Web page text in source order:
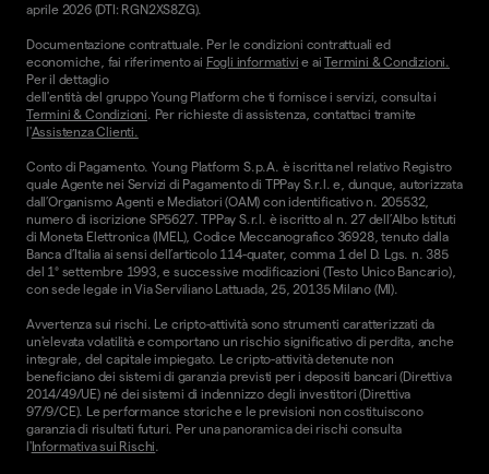
aprile 2026 (DTI: RGN2XS8ZG).
Documentazione contrattuale. Per le condizioni contrattuali ed
economiche, fai riferimento ai Fogli informativi e aiTermini & Condizioni.
Per il dettaglio
dell'entità del gruppo Young Platform che ti fornisce i servizi, consulta i
Termini & Condizioni. Per richieste di assistenza, contattaci tramite
l'Assistenza Clienti.
Conto di Pagamento. Young Platform S.p.A. è iscritta nel relativo Registro
quale Agente nei Servizi di Pagamento di TPPay S.r.l. e, dunque, autorizzata
dall’Organismo Agenti e Mediatori (OAM) con identificativo n. 205532,
numero di iscrizione SP5627. TPPay S.r.l. è iscritto al n. 27 dell’Albo Istituti
di Moneta Elettronica (IMEL), Codice Meccanografico 36928, tenuto dalla
Banca d’Italia ai sensi dell’articolo 114-quater, comma 1 del D. Lgs. n. 385
del 1° settembre 1993, e successive modificazioni (Testo Unico Bancario),
con sede legale in Via Serviliano Lattuada, 25, 20135 Milano (MI).
Avvertenza sui rischi. Le cripto-attività sono strumenti caratterizzati da
un'elevata volatilità e comportano un rischio significativo di perdita, anche
integrale, del capitale impiegato. Le cripto-attività detenute non
beneficiano dei sistemi di garanzia previsti per i depositi bancari (Direttiva
2014/49/UE) né dei sistemi di indennizzo degli investitori (Direttiva
97/9/CE). Le performance storiche e le previsioni non costituiscono
garanzia di risultati futuri. Per una panoramica dei rischi consulta
l'Informativa sui Rischi.